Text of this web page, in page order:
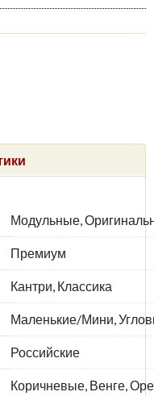
Модульные,
Премиум
Кантри, Классика
Маленькие/Мини,
Российские
Коричневые, Венге,